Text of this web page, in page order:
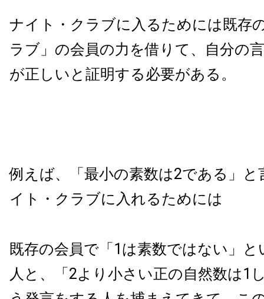
ナイト・クラブに入るためには既存
ラブ」の会員の力を借りて、自分の
が正しいと証明する必要がある。
例えば、「最小の素数は2である」
イト・クラブに入れるためには
既存の会員で「1は素数ではない」
人と、「2より小さい正の自然数は1